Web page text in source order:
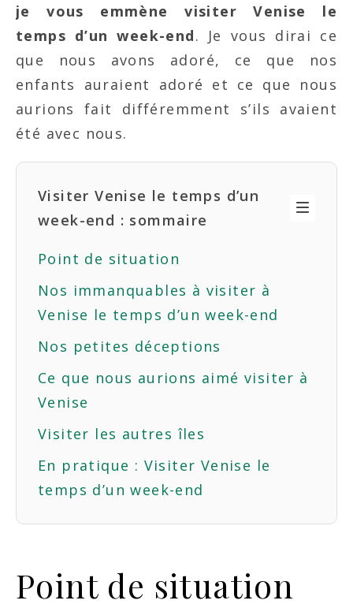
je vous emmène visiter Venise le
temps d’un week-end. Je vous dirai ce
que nous avons adoré, ce que nos
enfants auraient adoré et ce que nous
aurions fait différemment s’ils avaient
été avec nous.
Visiter Venise le temps d’un
week-end : sommaire
Point de situation
Nos immanquables à visiter à
Venise le temps d’un week-end
Nos petites déceptions
Ce que nous aurions aimé visiter à
Venise
Visiter les autres îles
En pratique : Visiter Venise le
temps d’un week-end
Point de situation